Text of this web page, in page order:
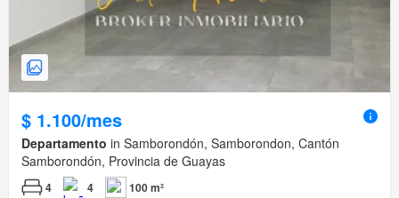
$ 1.100/mes
Departamento in Samborondón, Samborondon, Cantón
Samborondón, Provincia de Guayas
4 4 100 m²